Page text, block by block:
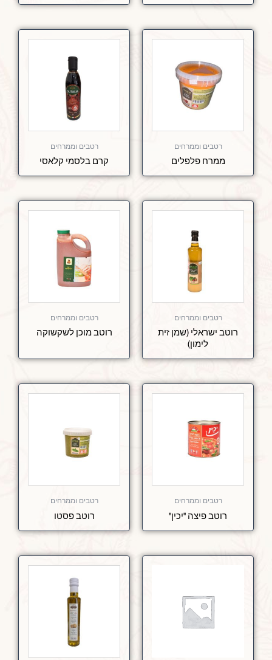
רטבים וממרחים
ממרח פלפלים
רטבים וממרחים
קרם בלסמי קלאסי
רטבים וממרחים
רוטב ישראלי (שמן זית
לימון)
רטבים וממרחים
רוטב מוכן לשקשוקה
רטבים וממרחים
רוטב פיצה "יכין"
רטבים וממרחים
רוטב פסטו